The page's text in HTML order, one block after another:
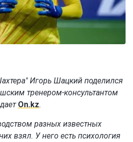
Игорь Шацкий поделился
тренером-консультантом
On.kz.
разных известных
взял. У него есть психология